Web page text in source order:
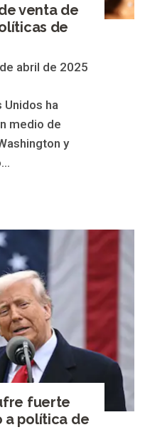
venta de
de
abril de 2025
Unidos ha
medio de
y
fuerte
a política de